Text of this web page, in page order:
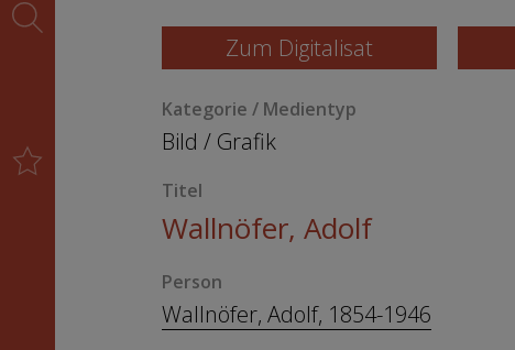
Zum Digitalisat
Kategorie / Medientyp
Bild / Grafik
Titel
Wallnöfer, Adolf
Person
Wallnöfer, Adolf, 1854-1946